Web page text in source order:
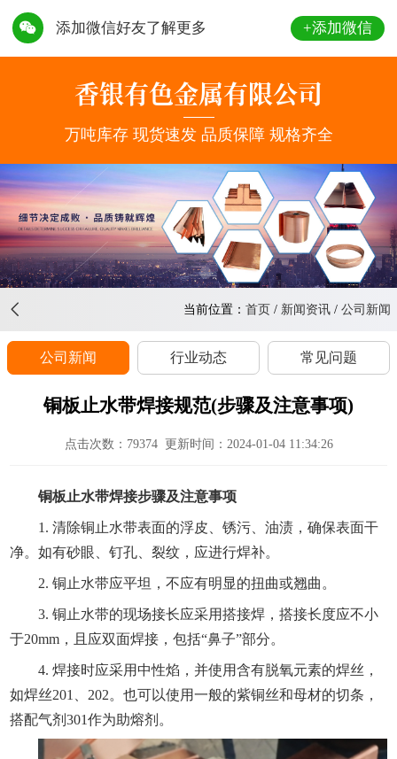
添加微信好友了解更多 +添加微信
香银有色金属有限公司
万吨库存 现货速发 品质保障 规格齐全
当前位置： 首页 / 新闻资讯 / 公司新闻
公司新闻 行业动态 常见问题
铜板止水带焊接规范(步骤及注意事项)
点击次数： 79374更新时间：2024-01-04 11:34:26
铜板止水带焊接步骤及注意事项
1. 清除铜止水带表面的浮皮、锈污、油渍，确保表面干
净。如有砂眼、钉孔、裂纹，应进行焊补。
2. 铜止水带应平坦，不应有明显的扭曲或翘曲。
3. 铜止水带的现场接长应采用搭接焊，搭接长度应不小
于20mm，且应双面焊接，包括“鼻子”部分。
4. 焊接时应采用中性焰，并使用含有脱氧元素的焊丝，
如焊丝201、202。也可以使用一般的紫铜丝和母材的切条，
搭配气剂301作为助熔剂。